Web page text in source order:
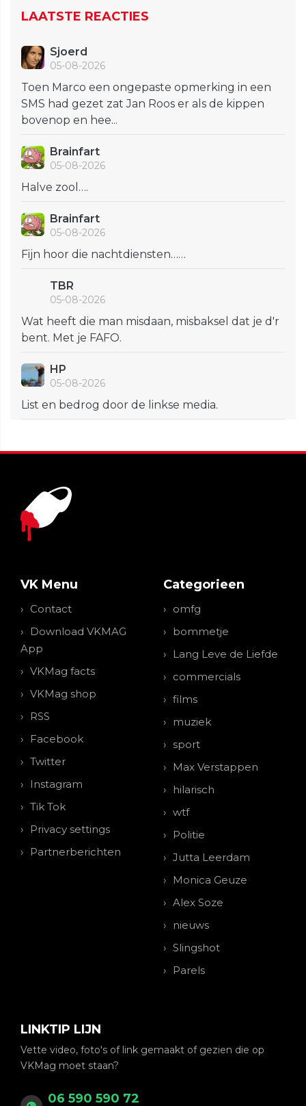
LAATSTE REACTIES
Sjoerd
05-08-2026
Toen Marco een ongepaste opmerking in een
SMS had gezet zat Jan Roos er als de kippen
bovenop en hee...
Brainfart
05-08-2026
Halve zool….
Brainfart
05-08-2026
Fijn hoor die nachtdiensten……
TBR
05-08-2026
Wat heeft die man misdaan, misbaksel dat je d'r
bent. Met je FAFO.
HP
05-08-2026
List en bedrog door de linkse media.
VK Menu
Contact
Download VKMAG
App
VKMag facts
VKMag shop
RSS
Facebook
Twitter
Instagram
Tik Tok
Privacy settings
Partnerberichten
Categorieen
omfg
bommetje
Lang Leve de Liefde
commercials
films
muziek
sport
Max Verstappen
hilarisch
wtf
Politie
Jutta Leerdam
Monica Geuze
Alex Soze
nieuws
Slingshot
Parels
LINKTIP LIJN
Vette video, foto's of link gemaakt of gezien die op
VKMag moet staan?
06 590 590 72